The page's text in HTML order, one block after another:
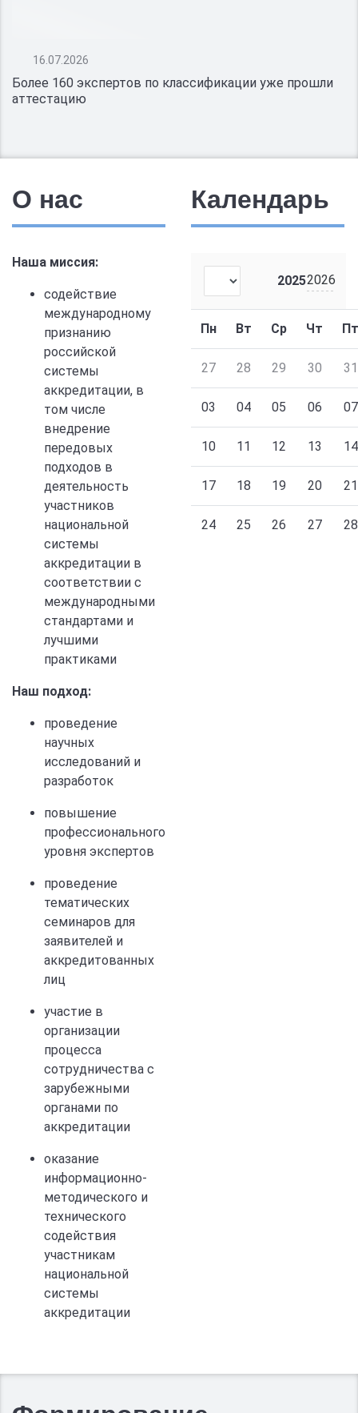
16.07.2026
Более 160 экспертов по классификации уже прошли
аттестацию
О нас
Наша миссия:
содействие
международному
признанию
российской
системы
аккредитации, в
том числе
внедрение
передовых
подходов в
деятельность
участников
национальной
системы
аккредитации в
соответствии с
международными
стандартами и
лучшими
практиками
Наш подход:
проведение
научных
исследований и
разработок
повышение
профессионального
уровня экспертов
проведение
тематических
семинаров для
заявителей и
аккредитованных
лиц
участие в
организации
процесса
сотрудничества с
зарубежными
органами по
аккредитации
оказание
информационно-
методического и
технического
содействия
участникам
национальной
системы
аккредитации
Календарь
20252026
Пн Вт Ср Чт Пт
27 28 29 30 31
03 04 05 06 07
10 11 12 13 14
17 18 19 20 21
24 25 26 27 28